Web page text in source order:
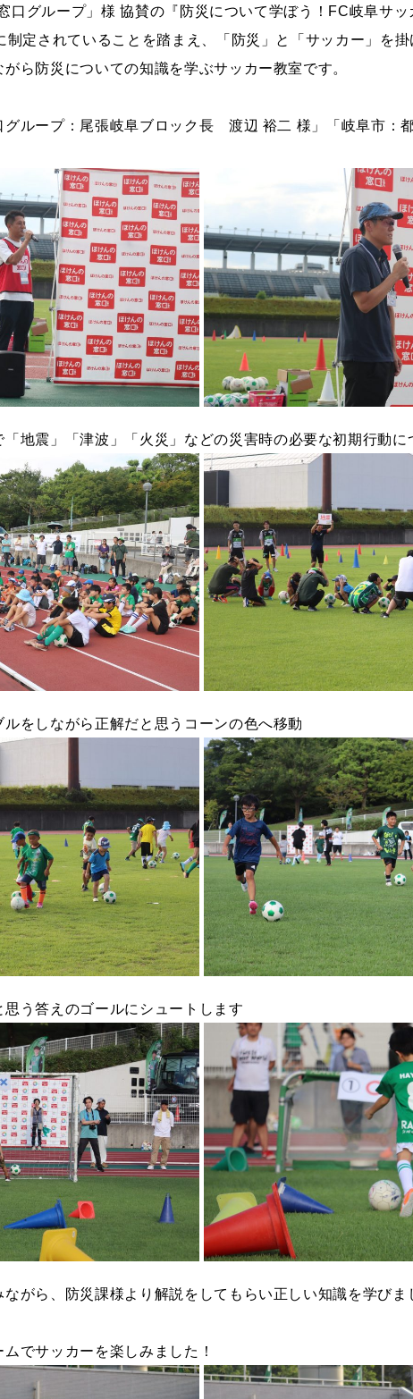
口グループ」様 協賛の『防災について学ぼう！FC岐阜サ
制定されていることを踏まえ、「防災」と「サッカー」を
ら防災についての知識を学ぶサッカー教室です。
グループ：尾張岐阜ブロック長 渡辺 裕二 様」「岐阜市：
「地震」「津波」「火災」などの災害時の必要な初期行動
をしながら正解だと思うコーンの色へ移動
思う答えのゴールにシュートします
ながら、防災課様より解説をしてもらい正しい知識を学びま
でサッカーを楽しみました！